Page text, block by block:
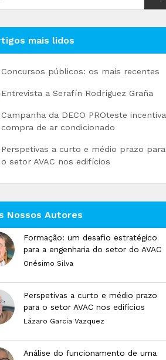
mais lidos
Concursos públicos: os mais recentes
Entrevista a Serafín Rodríguez Graña
Campanha da DECO PROteste incentiva
compra de ar condicionado
Perspetivas a curto e médio prazo para
o setor AVAC nos edifícios
Nossos Autores
Formação: um desafio estratégico
para a engenharia do setor do AVAC
Onésimo Silva
Perspetivas a curto e médio prazo
para o setor AVAC nos edifícios
Lázaro Garcia Vazquez
Análise do funcionamento de uma